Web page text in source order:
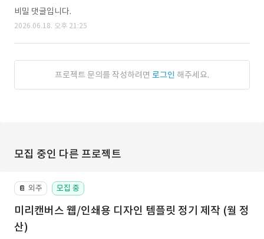
비밀 댓글입니다.
2026.06.18. 오후 21:25
프로젝트 문의를 작성하려면 로그인 해주세요.
모집 중인 다른 프로젝트
📔 외주 모집 중
미리캔버스 웹/인쇄용 디자인 템플릿 정기 제작 (월 정
산)